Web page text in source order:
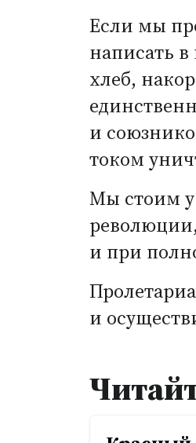
Если мы
написать
хлеб,
и
током
Мы стоим у
и при
и